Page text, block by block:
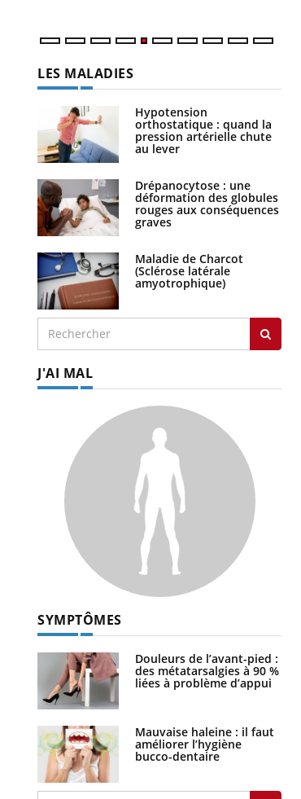
LES MALADIES
Hypotension
orthostatique : quand la
pression artérielle chute
au lever
Drépanocytose : une
déformation des globules
rouges aux conséquences
graves
Maladie de Charcot
(Sclérose latérale
amyotrophique)
J'AI MAL
SYMPTÔMES
Douleurs de l’avant-pied :
des métatarsalgies à 90 %
liées à problème d’appui
Mauvaise haleine : il faut
améliorer l’hygiène
bucco-dentaire